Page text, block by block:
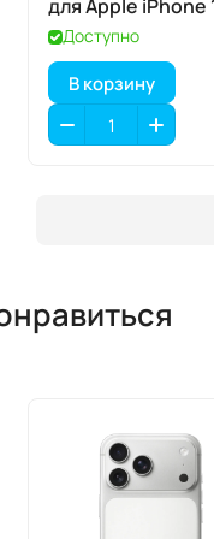
для Apple iPhone
17 / 17 Pro
Доступно
В корзину